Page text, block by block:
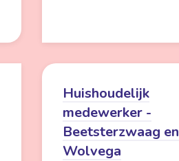
Huishoudelijk
medewerker -
Beetsterzwaag en
Wolvega